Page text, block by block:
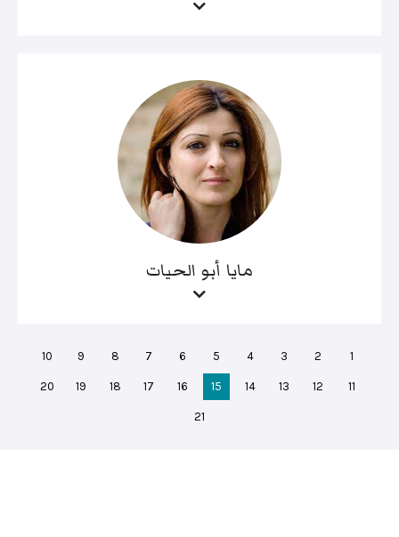
مايا أبو الحيات
1
2
3
4
5
6
7
8
9
10
11
12
13
14
15
16
17
18
19
20
21